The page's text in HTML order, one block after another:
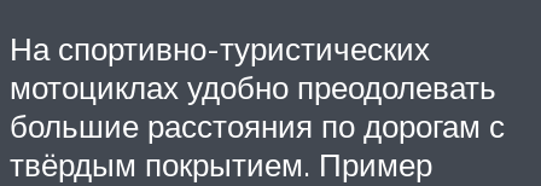
На спортивно-туристических
мотоциклах удобно преодолевать
большие расстояния по дорогам с
твёрдым покрытием. Пример